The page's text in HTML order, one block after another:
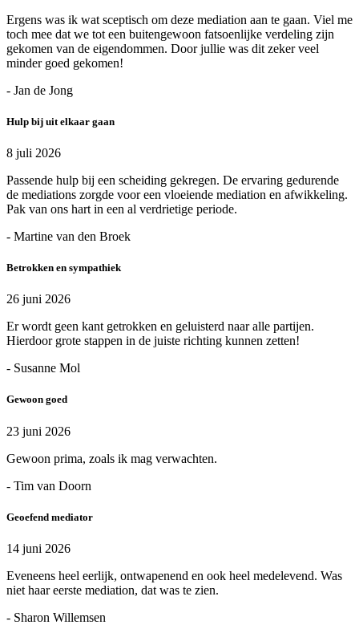
Ergens was ik wat sceptisch om deze mediation aan te gaan. Viel me
toch mee dat we tot een buitengewoon fatsoenlijke verdeling zijn
gekomen van de eigendommen. Door jullie was dit zeker veel
minder goed gekomen!
- Jan de Jong
Hulp bij uit elkaar gaan
8 juli 2026
Passende hulp bij een scheiding gekregen. De ervaring gedurende
de mediations zorgde voor een vloeiende mediation en afwikkeling.
Pak van ons hart in een al verdrietige periode.
- Martine van den Broek
Betrokken en sympathiek
26 juni 2026
Er wordt geen kant getrokken en geluisterd naar alle partijen.
Hierdoor grote stappen in de juiste richting kunnen zetten!
- Susanne Mol
Gewoon goed
23 juni 2026
Gewoon prima, zoals ik mag verwachten.
- Tim van Doorn
Geoefend mediator
14 juni 2026
Eveneens heel eerlijk, ontwapenend en ook heel medelevend. Was
niet haar eerste mediation, dat was te zien.
- Sharon Willemsen